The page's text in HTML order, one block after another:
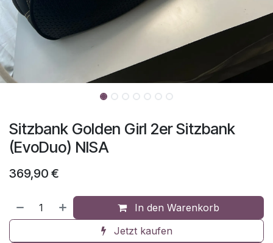
Sitzbank Golden Girl 2er Sitzbank
(EvoDuo) NISA
369,90 €
In den Warenkorb
Jetzt kaufen